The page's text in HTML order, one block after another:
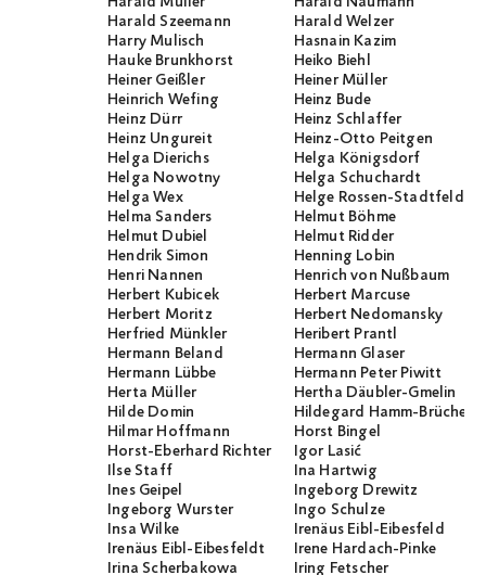
Harald Szeemann
Harald Welzer
Harry Mulisch
Hasnain Kazim
Hauke Brunkhorst
Heiko Biehl
Heiner Geißler
Heiner Müller
Heinrich Wefing
Heinz Bude
Heinz Dürr
Heinz Schlaffer
Heinz Ungureit
Heinz-Otto Peitgen
Helga Dierichs
Helga Königsdorf
Helga Nowotny
Helga Schuchardt
Helga Wex
Helge Rossen-Stadtfeld
Helma Sanders
Helmut Böhme
Helmut Dubiel
Helmut Ridder
Hendrik Simon
Henning Lobin
Henri Nannen
Henrich von Nußbaum
Herbert Kubicek
Herbert Marcuse
Herbert Moritz
Herbert Nedomansky
Herfried Münkler
Heribert Prantl
Hermann Beland
Hermann Glaser
Hermann Lübbe
Hermann Peter Piwitt
Herta Müller
Hertha Däubler-Gmelin
Hilde Domin
Hildegard Hamm-Brücher
Hilmar Hoffmann
Horst Bingel
Horst-Eberhard Richter
Igor Lasić
Ilse Staff
Ina Hartwig
Ines Geipel
Ingeborg Drewitz
Ingeborg Wurster
Ingo Schulze
Insa Wilke
Irenäus Eibl-Eibesfeld
Irenäus Eibl-Eibesfeldt
Irene Hardach-Pinke
Irina Scherbakowa
Iring Fetscher